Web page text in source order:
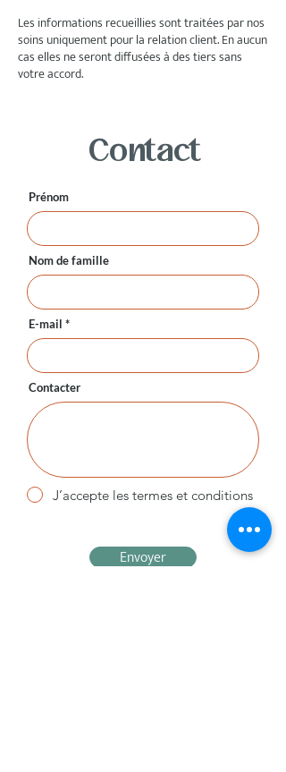
Les informations recueillies sont traitées par nos
soins uniquement pour la relation client. En aucun
cas elles ne seront diffusées à des tiers sans
votre accord.
Contact
Prénom
Nom de famille
E-mail
Contacter
J’accepte les termes et conditions
Envoyer